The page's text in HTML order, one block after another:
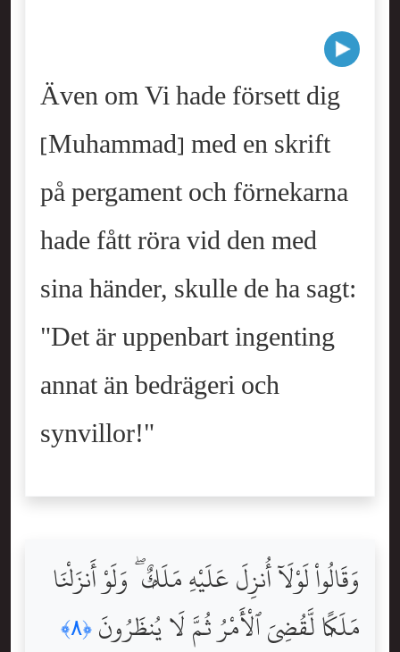
Även om Vi hade försett dig
[Muhammad] med en skrift
på pergament och förnekarna
hade fått röra vid den med
sina händer, skulle de ha sagt:
"Det är uppenbart ingenting
annat än bedrägeri och
synvillor!"
وَقَالُواْ لَوْلَآ أُنزِلَ عَلَيْهِ مَلَكٌۭ ۖ وَلَوْ أَنزَلْنَا
مَلَكًۭا لَّقُضِىَ ٱلْأَمْرُ ثُمَّ لَا يُنظَرُونَ ﴿٨﴾